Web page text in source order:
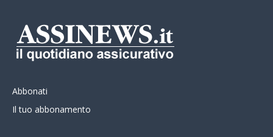
Abbonati
Il tuo abbonamento